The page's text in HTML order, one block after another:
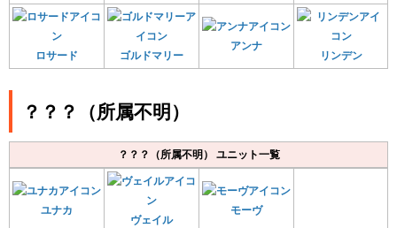
ロサード ゴルドマリー
アンナ
リンデン
？？？（所属不明）
？？？（所属不明） ユニット一覧
ユナカ
ヴェイル
モーヴ